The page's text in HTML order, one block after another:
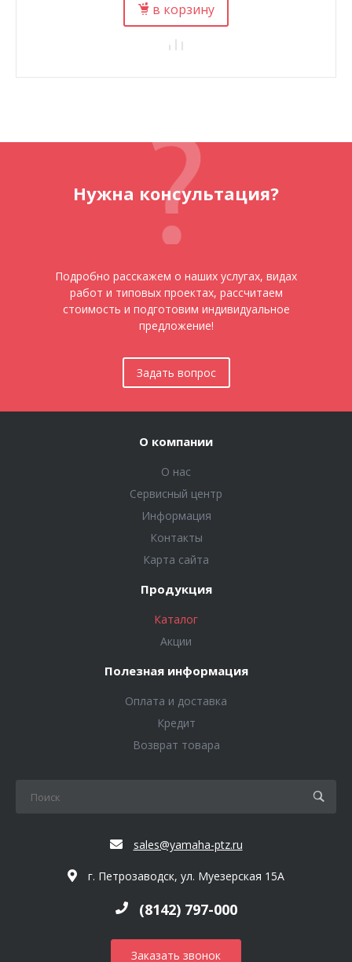
в корзину
Нужна консультация?
Подробно расскажем о наших услугах, видах
работ и типовых проектах, рассчитаем
стоимость и подготовим индивидуальное
предложение!
Задать вопрос
О компании
О нас
Сервисный центр
Информация
Контакты
Карта сайта
Продукция
Каталог
Акции
Полезная информация
Оплата и доставка
Кредит
Возврат товара
sales@yamaha-ptz.ru
г. Петрозаводск, ул. Муезерская 15А
(8142) 797-000
Заказать звонок